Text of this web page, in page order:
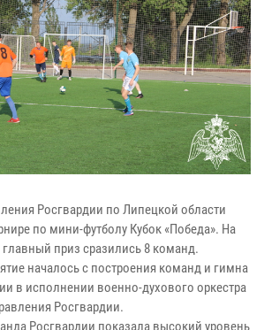
Росгвардии по Липецкой области
по мини-футболу Кубок «Победа». На
главный приз сразились 8 команд.
началось с построения команд и гимна
в исполнении военно-духового оркестра
Росгвардии.
Росгвардии показала высокий уровень